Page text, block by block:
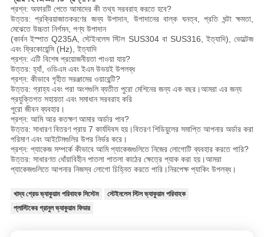
প্রশ্ন: অফারটি পেতে আমাদের কী তথ্য সরবরাহ করতে হবে?
উত্তর: প্রক্রিয়াজাতকরণের জন্য উপাদান, উপাদানের বাল্ক ঘনত্ব, প্রতি ঘন্টা ক্ষমতা,
মেঝেতে উচ্চতা নির্গমন, পণ্য উপাদান
(কার্বন ইস্পাত Q235A, স্টেইনলেস স্টিল SUS304 বা SUS316, ইত্যাদি), ভোল্টেজ
এবং ফ্রিকোয়েন্সি (Hz), ইত্যাদি
প্রশ্ন: এটি বিশেষ প্রয়োজনীয়তা পাওয়া যায়?
উত্তর: হ্যাঁ, ওডিএম এবং ইএম উভয়ই উপলব্ধ
প্রশ্ন: কীভাবে গৃহীত সরঞ্জামের ওয়ারেন্টি?
উত্তর: গ্রাহ্য এবং পরা অংশগুলি ব্যতীত পুরো মেশিনের জন্য এক বছর।আমরা এর জন্য
প্রযুক্তিগত সহায়তা এবং সমাধান সরবরাহ করি
পুরো জীবন ব্যবহার।
প্রশ্ন: আমি আর কতক্ষণ আমার অর্ডার পাব?
উত্তর: সাধারণ বিতরণ প্রায় 7 কার্যদিবস হয়।বিতরণ শিডিয়ুলের সমাপ্তি আপনার অর্ডার করা
পরিমাণ এবং আইটেমগুলির উপর নির্ভর করে।
প্রশ্ন: প্যাকেজ সম্পর্কে কীভাবে আমি প্যাকেজগুলিতে নিজের লোগোটি ব্যবহার করতে পারি?
উত্তর: সাধারণত ধোঁয়াবিহীন পাতলা পাতলা কাঠের ক্ষেত্রে প্যাক করা হয়।আমরা
প্যাকেজগুলিতে আপনার নিজস্ব লোগো চিহ্নিত করতে পারি।নিরপেক্ষ প্যাকিং উপলব্ধ।
খাদ্য গ্রেড ভ্যাকুয়াম পরিবাহক সিস্টেম
স্টেইনলেস স্টিল ভ্যাকুয়াম পরিবাহক
প্লাস্টিকের গ্রানুল ভ্যাকুয়াম ফিডার